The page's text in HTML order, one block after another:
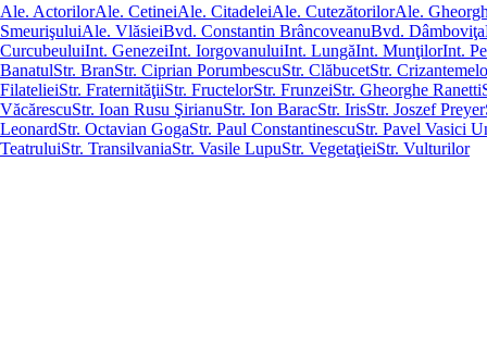
Ale. ActorilorAle. CetineiAle. CitadeleiAle. CutezătorilorAle.
SmeurişuluiAle. VlăsieiBvd. Constantin BrâncoveanuBvd. Dâmboviţa
CurcubeuluiInt. GenezeiInt. IorgovanuluiInt. LungăInt. MunţilorInt.
BanatulStr. BranStr. Ciprian PorumbescuStr. ClăbucetStr.
FilatelieiStr. FraternităţiiStr. FructelorStr. FrunzeiStr. Gheorghe Ranetti
VăcărescuStr. Ioan Rusu ŞirianuStr. Ion BaracStr. IrisStr. Joszef Preyer
LeonardStr. Octavian GogaStr. Paul ConstantinescuStr. Pavel Vasici
TeatruluiStr. TransilvaniaStr. Vasile LupuStr. VegetaţieiStr. Vulturilor